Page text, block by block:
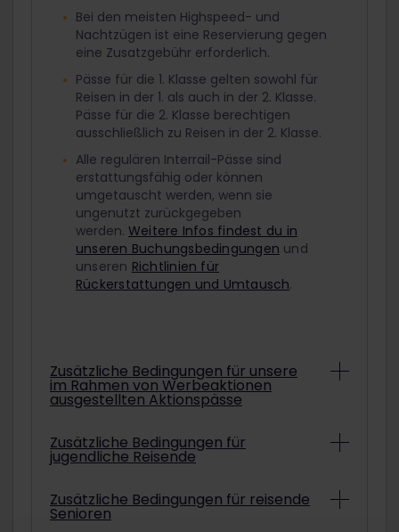
Bei den meisten Highspeed- und
Nachtzügen ist eine Reservierung gegen
eine Zusatzgebühr erforderlich.
Pässe für die 1. Klasse gelten sowohl für
Reisen in der 1. als auch in der 2. Klasse.
Pässe für die 2. Klasse berechtigen
ausschließlich zu Reisen in der 2. Klasse.
Alle regulären Interrail-Pässe sind
erstattungsfähig oder können
umgetauscht werden, wenn sie
ungenutzt zurückgegeben
werden. Weitere Infos findest du in
unseren Buchungsbedingungen und
unseren Richtlinien für
Rückerstattungen und Umtausch.
Zusätzliche Bedingungen für unsere
im Rahmen von Werbeaktionen
ausgestellten Aktionspässe
Abhängig von den konkreten
Bedingungen können Interrail-Pässe aus
erstattet oder umgetauscht werden.
Informationen darüber, ob der gekaufte
Zusätzliche Bedingungen für
jugendliche Reisende
Um mit einem ermäßigten Jugendpass
zu reisen, musst du am ausgewählten
Zusätzliche Bedingungen für reisende
Senioren